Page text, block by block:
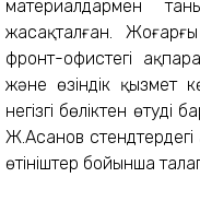
материалдармен
жасақталған.
фронт-офистегі
және өзіндік қызмет
негізгі бөліктен
Ж.Асанов стендтердегі
өтініштер бойынша